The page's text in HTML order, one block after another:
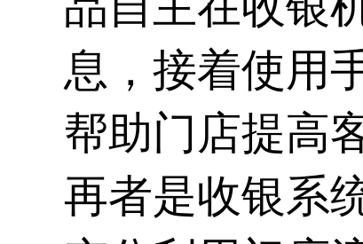
息，接着使用
帮助门店提高
再者是收银系